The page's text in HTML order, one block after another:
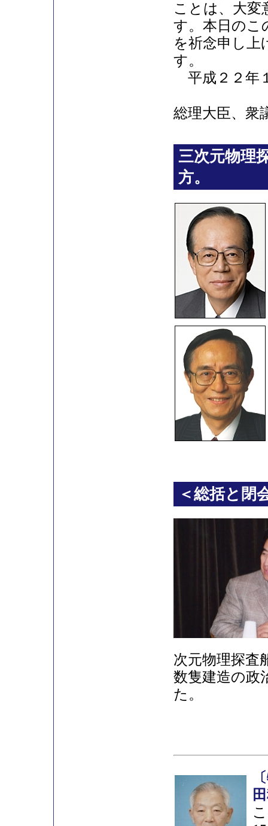
ことは、大変
す。本日のこ
を祈念申し上
す。
平成２２年
総理大臣、
三次元物理
方。
＜総括と閉
次元物理探査
数隻建造の政
た。